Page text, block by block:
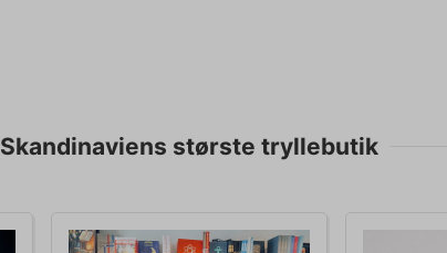
Skandinaviens største tryllebutik